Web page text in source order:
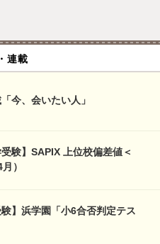
連載
今、会いたい人」
験】SAPIX 上位校偏差値＜
）
】浜学園「小6合否判定テス